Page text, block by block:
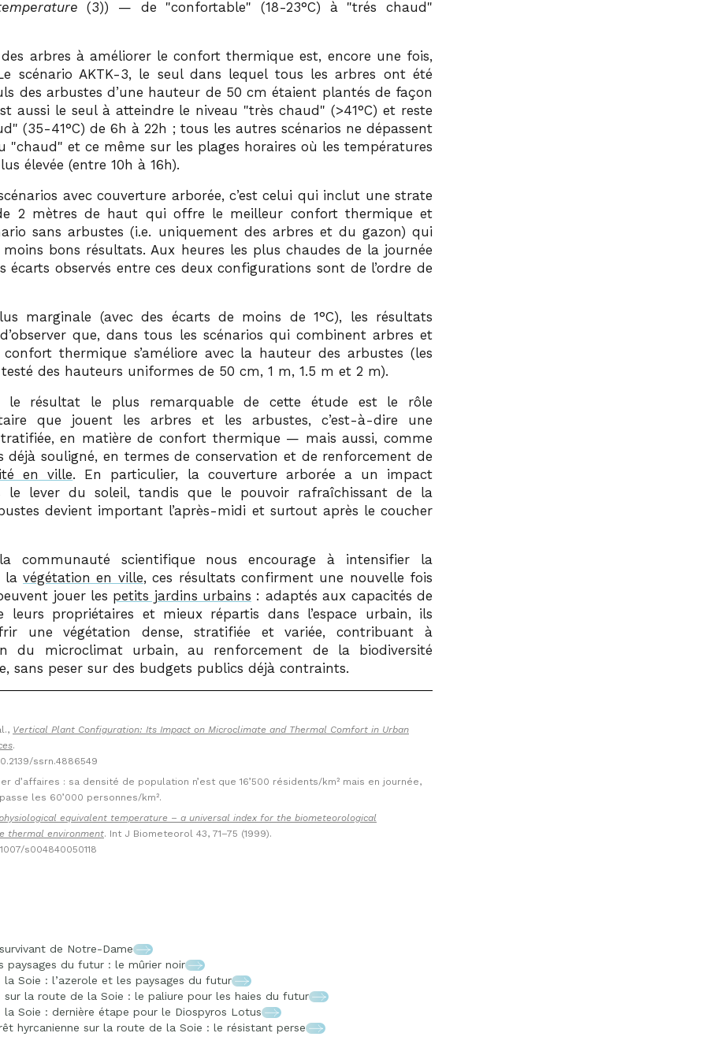
(3)) — de confortable (18-23°C) à trés chaud
arbres à améliorer le confort thermique est, encore une fois,
scénario AKTK-3, le seul dans lequel tous les arbres ont été
des arbustes d’une hauteur de 50 cm étaient plantés de façon
aussi le seul à atteindre le niveau
très chaud
(>41°C) et reste
(35-41°C) de 6h à 22h ; tous les autres scénarios ne dépassent
chaud
et ce même sur les plages horaires où les températures
élevée (entre 10h à 16h).
avec couverture arborée, c’est celui qui inclut une strate
2 mètres de haut qui offre le meilleur confort thermique et
sans arbustes (i.e. uniquement des arbres et du gazon) qui
bons résultats. Aux heures les plus chaudes de la journée
écarts observés entre ces deux configurations sont de l’ordre de
marginale (avec des écarts de moins de 1°C), les résultats
que, dans tous les scénarios qui combinent arbres et
thermique s’améliore avec la hauteur des arbustes (les
des hauteurs uniformes de 50 cm, 1 m, 1.5 m et 2 m).
le résultat le plus remarquable de cette étude est le rôle
que jouent les arbres et les arbustes, c’est-à-dire une
en matière de confort thermique — mais aussi, comme
déjà souligné, en termes de conservation et de renforcement de
en ville. En particulier, la couverture arborée a un impact
le lever du soleil, tandis que le pouvoir rafraîchissant de la
devient important l’après-midi et surtout après le coucher
communauté scientifique nous encourage à intensifier la
lavégétation en ville, ces résultats confirment une nouvelle fois
jouer les petits jardins urbains : adaptés aux capacités de
leurs propriétaires et mieux répartis dans l’espace urbain, ils
une végétation dense, stratifiée et variée, contribuant à
du microclimat urbain, au renforcement de la biodiversité
sans peser sur des budgets publics déjà contraints.
Vertical Plant Configuration: Its Impact on Microclimate and Thermal Comfort in Urban
.
ssrn.4886549
d’affaires : sa densité de population n’est que 16’500 résidents/km² mais en journée,
les 60’000 personnes/km².
equivalent temperature – a universal index for the biometeorological
thermal environment. Int J Biometeorol 43, 71–75 (1999).
s004840050118
de Notre-Dame
paysages du futur : le mûrier noir
Soie : l’azerole et les paysages du futur
sur la route de la Soie : le paliure pour les haies du futur
Soie : dernière étape pour le Diospyros Lotus
hyrcanienne sur la route de la Soie : le résistant perse